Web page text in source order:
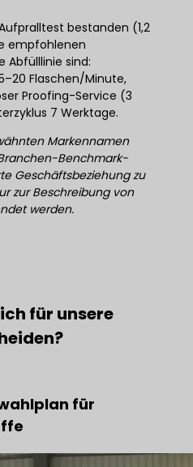
bestanden (1,2
empfohlenen
Abfülllinie sind:
Flaschen/Minute,
Proofing-Service (3
7 Werktage.
Markennamen
Benchmark-
Geschäftsbeziehung zu
zur Beschreibung von
werden.
für unsere
für